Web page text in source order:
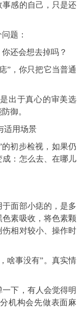
感的自己，只是还
题：
还会想去掉吗？
”，你只把它当普通
出于真心的审美选
御。
适用场景
的初步检视，如果仍
：怎么去、在哪儿
面部小痣的，是多
素吸收，将色素颗
相对较小、操作时
啥事没有”。真实情
下，有人会觉得明
机构会先做表面麻